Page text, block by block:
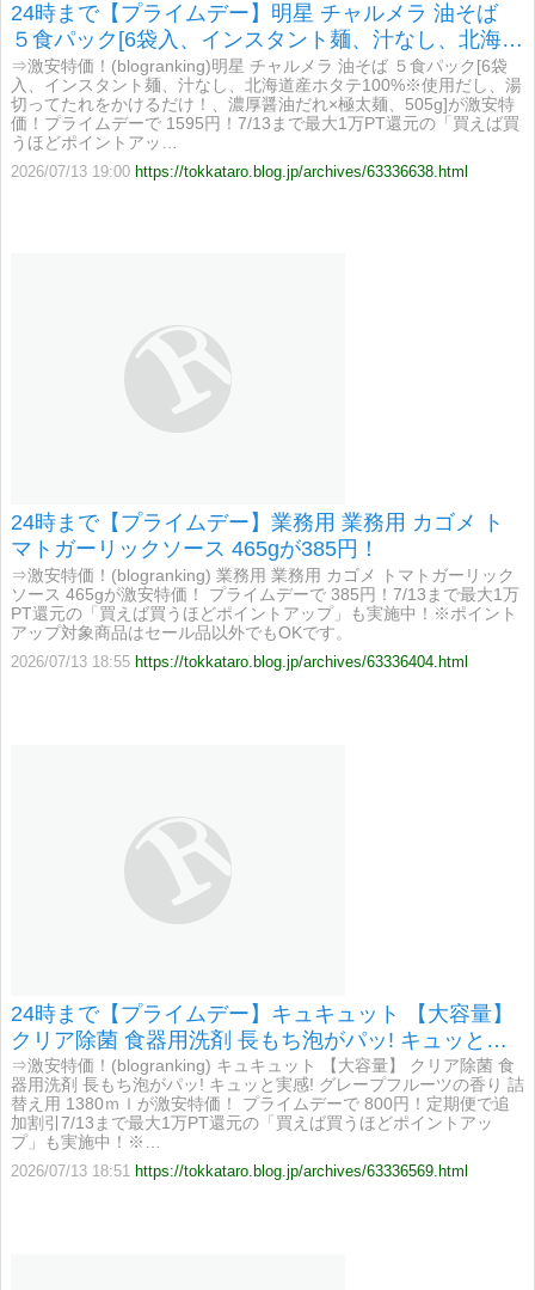
24時まで【プライムデー】明星 チャルメラ 油そば
５食パック[6袋入、インスタント麺、汁なし、北海道
産ホタテ100%が激安特価！
⇒激安特価！(blogranking)明星 チャルメラ 油そば ５食パック[6袋
入、インスタント麺、汁なし、北海道産ホタテ100%※使用だし、湯
切ってたれをかけるだけ！、濃厚醤油だれ×極太麺、505g]が激安特
価！プライムデーで 1595円！7/13まで最大1万PT還元の「買えば買
うほどポイントアッ…
2026/07/13 19:00 https://tokkataro.blog.jp/archives/63336638.html
24時まで【プライムデー】業務用 業務用 カゴメ ト
マトガーリックソース 465gが385円！
⇒激安特価！(blogranking) 業務用 業務用 カゴメ トマトガーリック
ソース 465gが激安特価！ プライムデーで 385円！7/13まで最大1万
PT還元の「買えば買うほどポイントアップ」も実施中！※ポイント
アップ対象商品はセール品以外でもOKです。
2026/07/13 18:55 https://tokkataro.blog.jp/archives/63336404.html
24時まで【プライムデー】キュキュット 【大容量】
クリア除菌 食器用洗剤 長もち泡がパッ! キュッと実
感! グレープフルーツの香り 詰替え用 1380ｍｌが激
安特価！
⇒激安特価！(blogranking) キュキュット 【大容量】 クリア除菌 食
器用洗剤 長もち泡がパッ! キュッと実感! グレープフルーツの香り 詰
替え用 1380ｍｌが激安特価！ プライムデーで 800円！定期便で追
加割引7/13まで最大1万PT還元の「買えば買うほどポイントアッ
プ」も実施中！※…
2026/07/13 18:51
https://tokkataro.blog.jp/archives/63336569.html